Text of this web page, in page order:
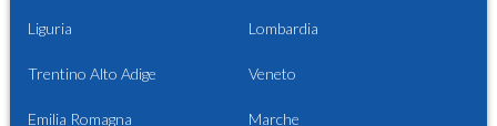
Liguria Lombardia
Trentino Alto Adige Veneto
Emilia Romagna Marche